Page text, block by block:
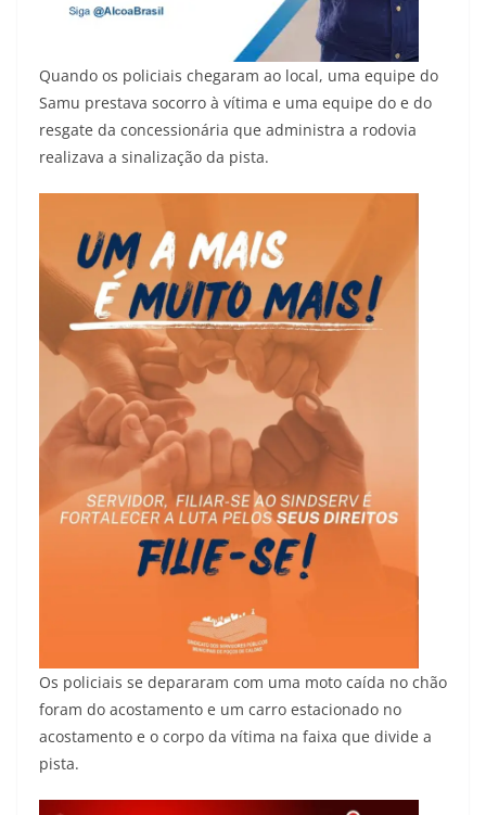
Quando os policiais chegaram ao local, uma equipe do
Samu prestava socorro à vítima e uma equipe do e do
resgate da concessionária que administra a rodovia
realizava a sinalização da pista.
Os policiais se depararam com uma moto caída no chão
foram do acostamento e um carro estacionado no
acostamento e o corpo da vítima na faixa que divide a
pista.